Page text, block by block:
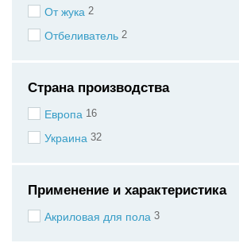
От жука 2
Отбеливатель 2
Страна производства
Европа 16
Украина 32
Применение и характеристика
Акриловая для пола 3